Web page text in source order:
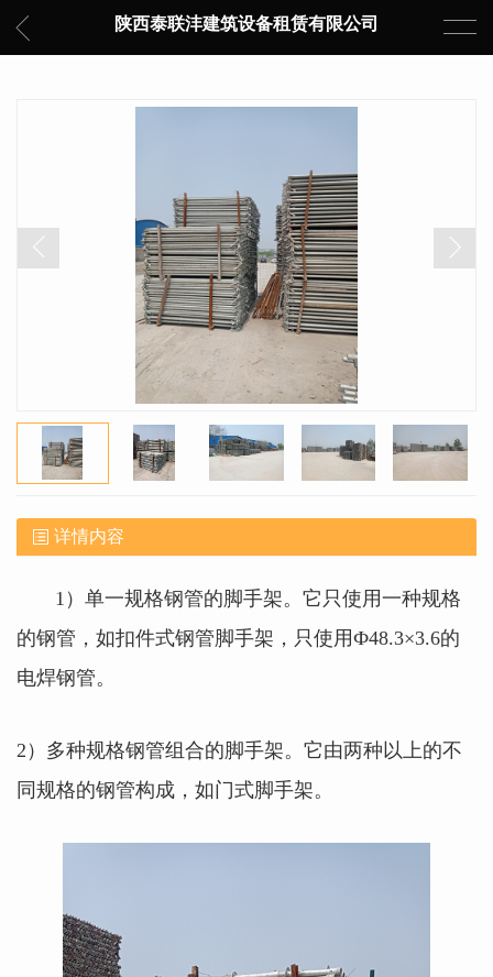
陕西泰联沣建筑设备租赁有限公司
详情内容
1）单一规格钢管的脚手架。它只使用一种规格
的钢管，如扣件式钢管脚手架，只使用Ф48.3×3.6的
电焊钢管。
2）多种规格钢管组合的脚手架。它由两种以上的不
同规格的钢管构成，如门式脚手架。